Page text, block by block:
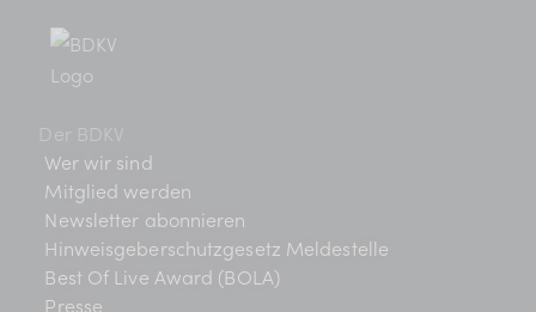
Der BDKV
Wer wir sind
Mitglied werden
Newsletter abonnieren
Hinweisgeberschutzgesetz Meldestelle
Best Of Live Award (BOLA)
Presse